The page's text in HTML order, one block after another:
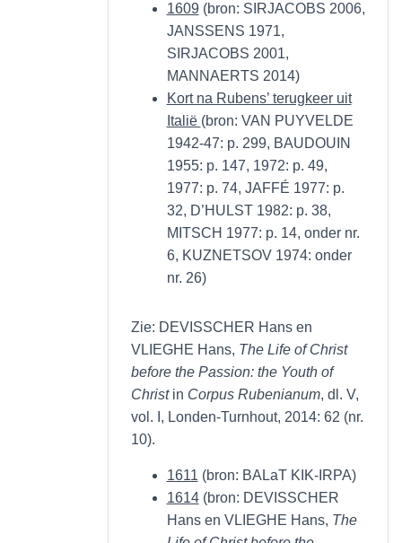
1609(bron: SIRJACOBS 2006,
JANSSENS 1971,
SIRJACOBS 2001,
MANNAERTS 2014)
Kort na Rubens’ terugkeer uit
Italië (bron: VAN PUYVELDE
1942-47: p. 299, BAUDOUIN
1955: p. 147, 1972: p. 49,
1977: p. 74, JAFFÉ 1977: p.
32, D’HULST 1982: p. 38,
MITSCH 1977: p. 14, onder nr.
6, KUZNETSOV 1974: onder
nr. 26)
Zie: DEVISSCHER Hans en
VLIEGHE Hans, The Life of Christ
before the Passion: the Youth of
Christin Corpus Rubenianum, dl. V,
vol. I, Londen-Turnhout, 2014: 62 (nr.
10).
1611 (bron: BALaT KIK-IRPA)
1614(bron: DEVISSCHER
Hans en VLIEGHE Hans, The